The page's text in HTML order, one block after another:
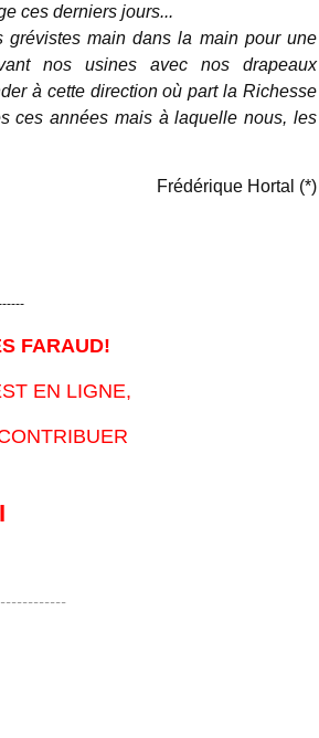
ces derniers jours...
main dans la main pour une
nos usines avec nos drapeaux
à cette direction où part la Richesse
ces années mais à laquelle nous, les
Frédérique Hortal (*)
FARAUD!
EN LIGNE,